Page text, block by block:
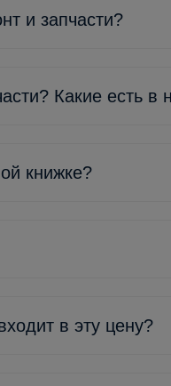
и запчасти?
Какие есть в
книжке?
в эту цену?